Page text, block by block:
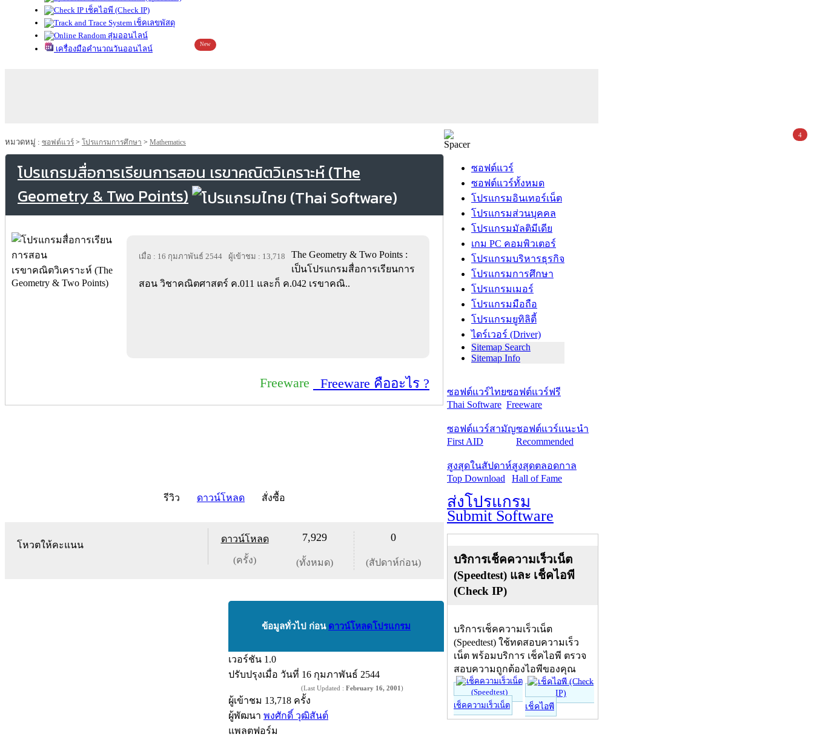
เช็คไอพี (Check IP)
เช็คเลขพัสดุ
สุ่มออนไลน์
เครื่องมือคำนวณวันออนไลน์
New
หมวดหมู่ : ซอฟต์แวร์ > โปรแกรมการศึกษา > Mathematics
โปรแกรมสื่อการเรียนการสอน เรขาคณิตวิเคราะห์ (The
Geometry & Two Points)
เมื่อ : 16 กุมภาพันธ์ 2544 ผู้เข้าชม : 13,718
The Geometry & Two Points :
เป็นโปรแกรมสื่อการเรียนการ
สอน วิชาคณิตศาสตร์ ค.011 และก็ ค.042 เรขาคณิ..
Freeware Freeware คืออะไร ?
รีวิว ดาวน์โหลด สั่งซื้อ
โหวตให้คะแนน
ดาวน์โหลด
(ครั้ง)
7,929
(ทั้งหมด)
0
(สัปดาห์ก่อน)
ข้อมูลทั่วไป ก่อน ดาวน์โหลดโปรแกรม
เวอร์ชัน 1.0
ปรับปรุงเมื่อ วันที่ 16 กุมภาพันธ์ 2544
(Last Updated : February 16, 2001 )
ผู้เข้าชม 13,718 ครั้ง
ผู้พัฒนา พงศักดิ์ วุฒิสันต์
แพลตฟอร์ม
ซอฟต์แวร์
ซอฟต์แวร์ทั้งหมด
โปรแกรมอินเทอร์เน็ต
โปรแกรมส่วนบุคคล
โปรแกรมมัลติมีเดีย
เกม PC คอมพิวเตอร์
โปรแกรมบริหารธุรกิจ
โปรแกรมการศึกษา
โปรแกรมเมอร์
โปรแกรมมือถือ
โปรแกรมยูทิลิตี้
ไดร์เวอร์ (Driver)
Sitemap Search
Sitemap Info
ซอฟต์แวร์ไทย
Thai Software
ซอฟต์แวร์ฟรี
Freeware
ซอฟต์แวร์สามัญ
First AID
ซอฟต์แวร์แนะนำ
Recommended
สูงสุดในสัปดาห์
Top Download
สูงสุดตลอดกาล
Hall of Fame
ส่งโปรแกรม
Submit Software
บริการเช็คความเร็วเน็ต
(Speedtest) และ เช็คไอพี
(Check IP)
บริการเช็คความเร็วเน็ต
(Speedtest) ใช้ทดสอบความเร็ว
เน็ต พร้อมบริการ เช็คไอพี ตรวจ
สอบความถูกต้องไอพีของคุณ
เช็คความเร็วเน็ต เช็คไอพี
4